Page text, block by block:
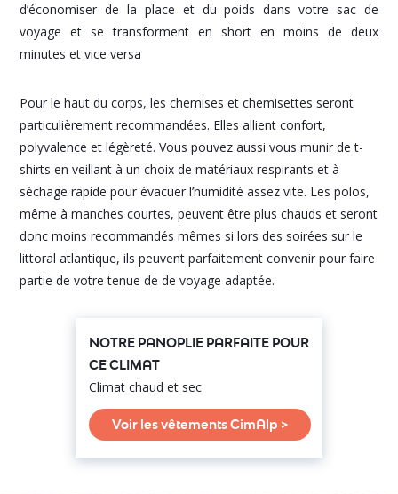
d’économiser de la place et du poids dans votre sac de
voyage et se transforment en short en moins de deux
minutes et vice versa
Pour le haut du corps, les chemises et chemisettes seront
particulièrement recommandées. Elles allient confort,
polyvalence et légèreté. Vous pouvez aussi vous munir de t-
shirts en veillant à un choix de matériaux respirants et à
séchage rapide pour évacuer l’humidité assez vite. Les polos,
même à manches courtes, peuvent être plus chauds et seront
donc moins recommandés mêmes si lors des soirées sur le
littoral atlantique, ils peuvent parfaitement convenir pour faire
partie de votre tenue de de voyage adaptée.
NOTRE PANOPLIE PARFAITE POUR
CE CLIMAT
Climat chaud et sec
Voir les vêtements CimAlp >